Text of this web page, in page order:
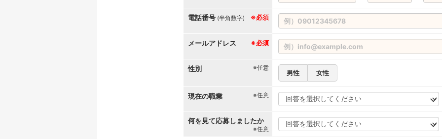
電話番号 ※必須
(半角数字)
メールアドレス ※必須
性別 ※任意
男性 女性
現在の職業 ※任意
何を見て応募しましたか
※任意